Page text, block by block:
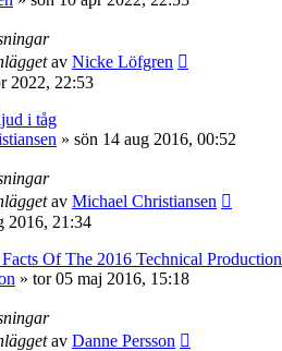
av Nicke Löfgren
2022, 22:53
i tåg
» sön 14 aug 2016, 00:52
av Michael Christiansen
2016, 21:34
Of The 2016 Technical Production
» tor 05 maj 2016, 15:18
av Danne Persson